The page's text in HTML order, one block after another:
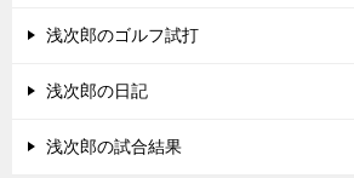
浅次郎のゴルフ試打
浅次郎の日記
浅次郎の試合結果